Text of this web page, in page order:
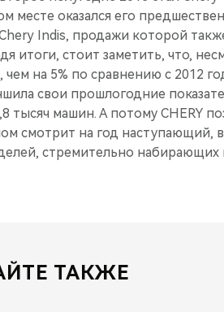
месте оказался его
Indis, продажи которой
итоги, стоит заметить, что,
на 5% по сравнению с 2012
свои прошлогодние
тысяч машин. А потому CHERY
смотрит на год наступающий,
стремительно набирающих
ТАКЖЕ